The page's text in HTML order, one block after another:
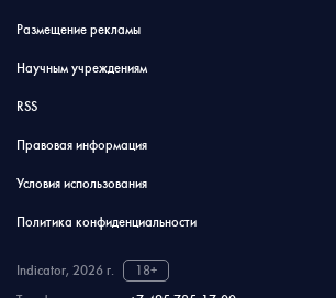
Размещение рекламы
Научным учреждениям
RSS
Правовая информация
Условия использования
Политика конфиденциальности
Indicator, 2026 г.
18+